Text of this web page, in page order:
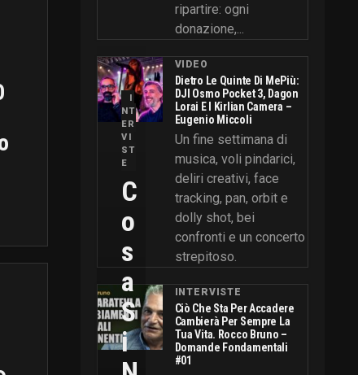
ripartire: ogni
donazione,...
VIDEO
Dietro Le Quinte Di MePiù:
DJI Osmo Pocket 3, Dagon
Lorai E I Kirlian Camera –
Eugenio Miccoli
Un fine settimana di
musica, voli pindarici,
deliri creativi, face
tracking, pan, orbit e
dolly shot, bei
confronti e un concerto
strepitoso.
INTERVISTE
Ciò Che Sta Per Accadere
Cambierà Per Sempre La
Tua Vita. Rocco Bruno –
Domande Fondamentali
#01
I
NT
ER
VI
ST
E
C
O
S
A
S
I